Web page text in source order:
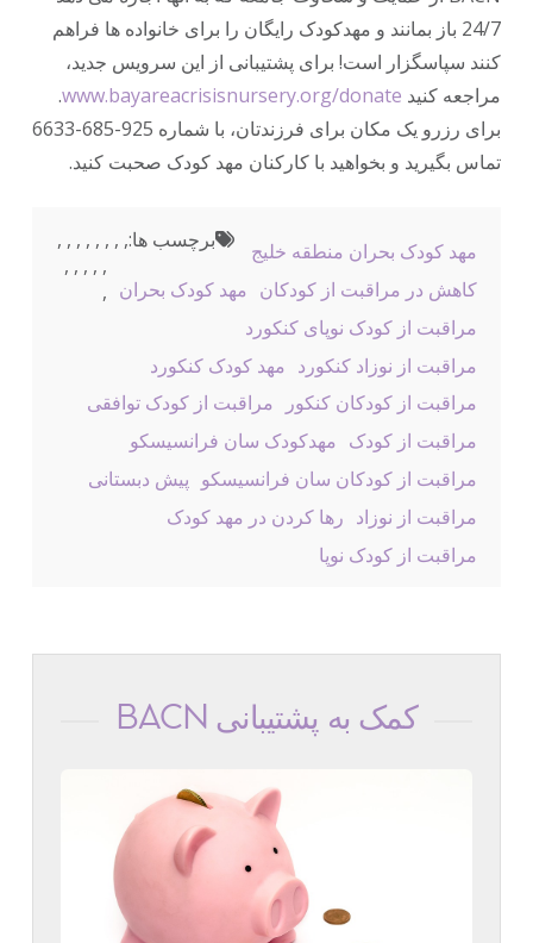
24/7 باز بمانند و مهدکودک رایگان را برای خانواده ها فراهم
کنند سپاسگزار است! برای پشتیبانی از این سرویس جدید،
مراجعه کنید
.
برای رزرو یک مکان برای فرزندتان، با شماره 925-685-6633
تماس بگیرید و بخواهید با کارکنان مهد کودک صحبت کنید.
برچسب ها: مهد کودک بحران منطقه خلیج ,
مراقبت از کودک
,
مراقبت از کودک توافقی
,
مراقبت از کودکان کنکور
,
مهد کودک کنکورد
,
مراقبت از نوزاد کنکورد
,
مراقبت از کودک نوپای کنکورد
,
مهد کودک بحران
,
کاهش در مراقبت از کودکان
,
رها کردن در مهد کودک
,
مراقبت از نوزاد
,
پیش دبستانی
,
مراقبت از کودکان سان فرانسیسکو
,
مهدکودک سان فرانسیسکو
,
مراقبت از کودک نوپا
کمک به پشتیبانی BACN